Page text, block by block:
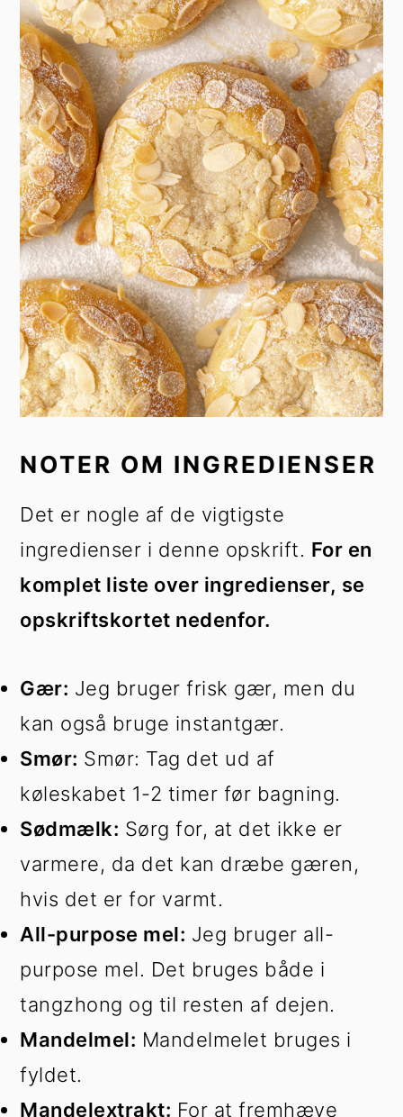
NOTER OM INGREDIENSER
Det er nogle af de vigtigste
ingredienser i denne opskrift. For en
komplet liste over ingredienser, se
opskriftskortet nedenfor.
Gær: Jeg bruger frisk gær, men du
kan også bruge instantgær.
Smør: Smør: Tag det ud af
køleskabet 1-2 timer før bagning.
Sødmælk: Sørg for, at det ikke er
varmere, da det kan dræbe gæren,
hvis det er for varmt.
All-purpose mel: Jeg bruger all-
purpose mel. Det bruges både i
tangzhong og til resten af dejen.
Mandelmel: Mandelmelet bruges i
fyldet.
Mandelextrakt: For at fremhæve